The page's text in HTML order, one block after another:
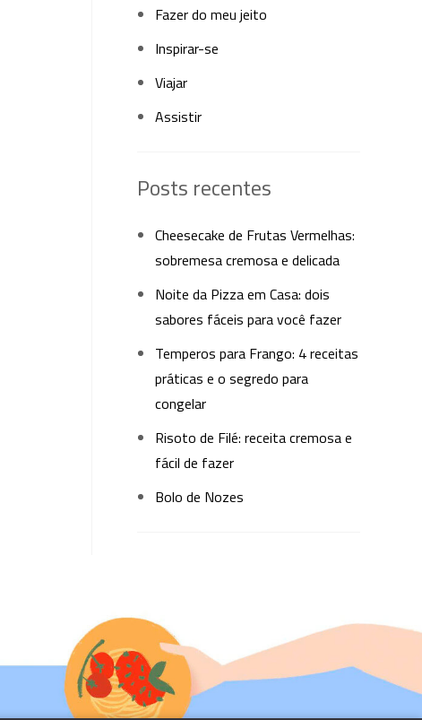
Fazer do meu jeito
Inspirar-se
Viajar
Assistir
Posts recentes
Cheesecake de Frutas Vermelhas:
sobremesa cremosa e delicada
Noite da Pizza em Casa: dois
sabores fáceis para você fazer
Temperos para Frango: 4 receitas
práticas e o segredo para
congelar
Risoto de Filé: receita cremosa e
fácil de fazer
Bolo de Nozes